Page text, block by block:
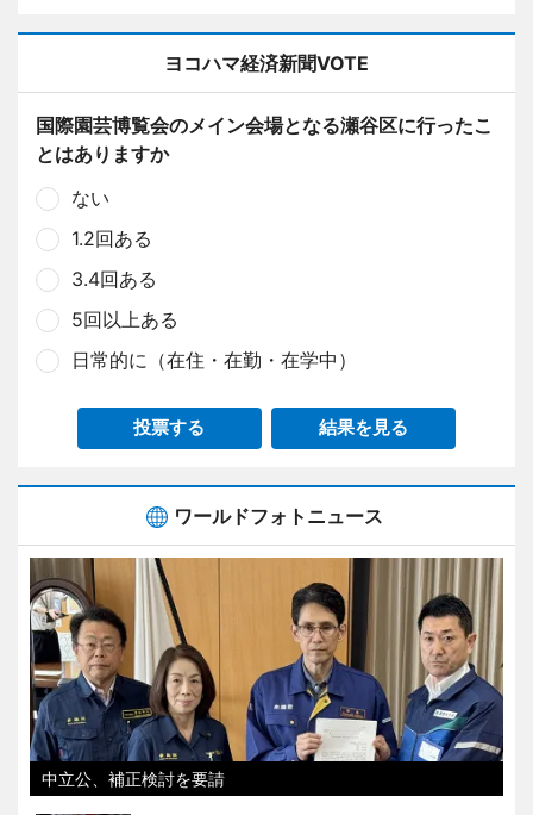
ヨコハマ経済新聞VOTE
国際園芸博覧会のメイン会場となる瀬谷区に行ったこ
とはありますか
ない
1.2回ある
3.4回ある
5回以上ある
日常的に（在住・在勤・在学中）
投票する 結果を見る
ワールドフォトニュース
中立公、補正検討を要請